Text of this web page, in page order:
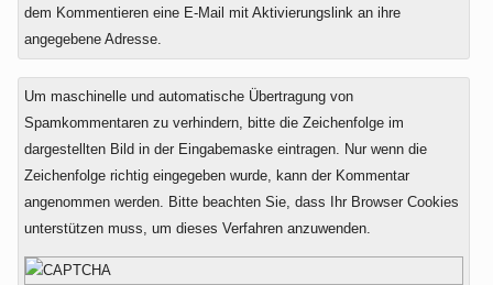
dem Kommentieren eine E-Mail mit Aktivierungslink an ihre
angegebene Adresse.
Um maschinelle und automatische Übertragung von
Spamkommentaren zu verhindern, bitte die Zeichenfolge im
dargestellten Bild in der Eingabemaske eintragen. Nur wenn die
Zeichenfolge richtig eingegeben wurde, kann der Kommentar
angenommen werden. Bitte beachten Sie, dass Ihr Browser Cookies
unterstützen muss, um dieses Verfahren anzuwenden.